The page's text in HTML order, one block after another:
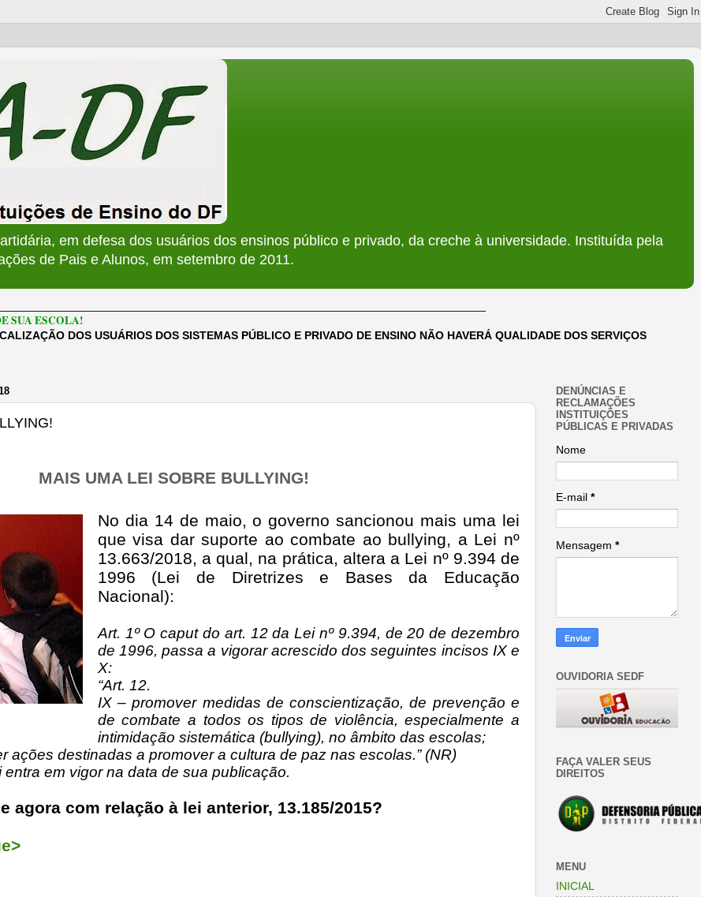
em defesa dos usuários dos ensinos público e privado, da creche à universidade. Instituída pela
de Pais e Alunos, em setembro de 2011.
SUA ESCOLA!
DOS USUÁRIOS DOS SISTEMAS PÚBLICO E PRIVADO DE ENSINO NÃO HAVERÁ QUALIDADE DOS SERVIÇOS
MAIS UMA LEI SOBRE BULLYING!
No dia 14 de maio, o governo sancionou mais uma lei
que visa dar suporte ao combate ao bullying, a Lei nº
13.663/2018, a qual, na prática, altera a Lei nº 9.394 de
1996 (Lei de Diretrizes e Bases da Educação
Nacional):
Art. 1º O caput do art. 12 da Lei nº 9.394, de 20 de dezembro
de 1996, passa a vigorar acrescido dos seguintes incisos IX e
X:
“Art. 12.
IX – promover medidas de conscientização, de prevenção e
de combate a todos os tipos de violência, especialmente a
intimidação sistemática (bullying), no âmbito das escolas;
ações destinadas a promover a cultura de paz nas escolas.” (NR)
entra em vigor na data de sua publicação.
agora com relação à lei anterior, 13.185/2015?
DENÚNCIAS E
RECLAMAÇÕES
INSTITUIÇÕES
PÚBLICAS E PRIVADAS
Nome
E-mail *
Mensagem *
OUVIDORIA SEDF
FAÇA VALER SEUS
DIREITOS
MENU
INICIAL